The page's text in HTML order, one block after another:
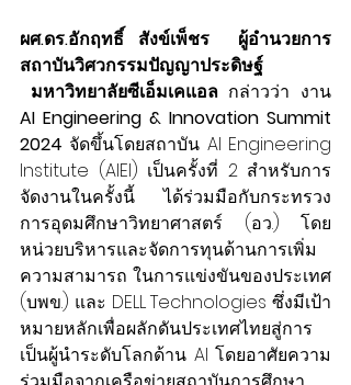
ผศ.ดร.อักฤทธิ์  สังข์เพ็ชร    ผู้อำนวยการ
สถาบันวิศวกรรมปัญญาประดิษฐ์
มหาวิทยาลัยซีเอ็มเคแอล
AI Engineering & Innovation Summit
2024 จัดขึ้นโดยสถาบัน AI Engineering
Institute (AIEI) เป็นครั้งที่ 2 สำหรับการ
จัดงานในครั้งนี้ ได้ร่วมมือกับกระทรวง
การอุดมศึกษาวิทยาศาสตร์ (อว.) โดย
หน่วยบริหารและจัดการทุนด้านการเพิ่ม
ความสามารถ ในการแข่งขันของประเทศ
(บพข.) และ DELL Technologies ซึ่งมีเป้า
หมายหลักเพื่อผลักดันประเทศไทยสู่การ
เป็นผู้นำระดับโลกด้าน AI โดยอาศัยความ